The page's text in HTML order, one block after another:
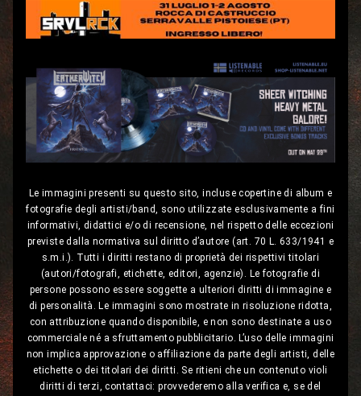
Le immagini presenti su questo sito, incluse copertine di album e
fotografie degli artisti/band, sono utilizzate esclusivamente a fini
informativi, didattici e/o di recensione, nel rispetto delle eccezioni
previste dalla normativa sul diritto d’autore (art. 70 L. 633/1941 e
s.m.i.). Tutti i diritti restano di proprietà dei rispettivi titolari
(autori/fotografi, etichette, editori, agenzie). Le fotografie di
persone possono essere soggette a ulteriori diritti di immagine e
di personalità. Le immagini sono mostrate in risoluzione ridotta,
con attribuzione quando disponibile, e non sono destinate a uso
commerciale né a sfruttamento pubblicitario. L’uso delle immagini
non implica approvazione o affiliazione da parte degli artisti, delle
etichette o dei titolari dei diritti. Se ritieni che un contenuto violi
diritti di terzi, contattaci: provvederemo alla verifica e, se del